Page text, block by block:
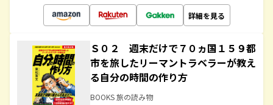
詳細を見る
Ｓ０２ 週末だけで７０ヵ国１５９都
市を旅したリーマントラベラーが教え
る自分の時間の作り方
BOOKS 旅の読み物